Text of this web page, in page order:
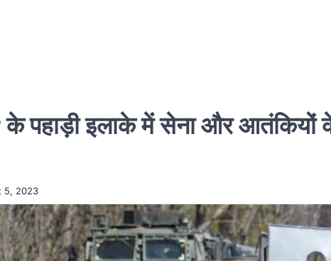
पहाड़ी इलाके में सेना और आतंकियों
5, 2023